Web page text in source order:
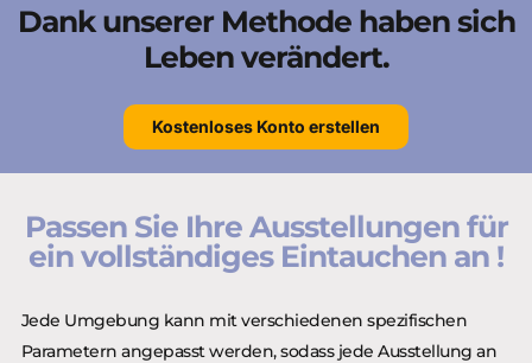
Dank unserer Methode haben sich
Leben verändert.
Kostenloses Konto erstellen
Passen Sie Ihre Ausstellungen für
ein vollständiges Eintauchen an !
Jede Umgebung kann mit verschiedenen spezifischen
Parametern angepasst werden, sodass jede Ausstellung an